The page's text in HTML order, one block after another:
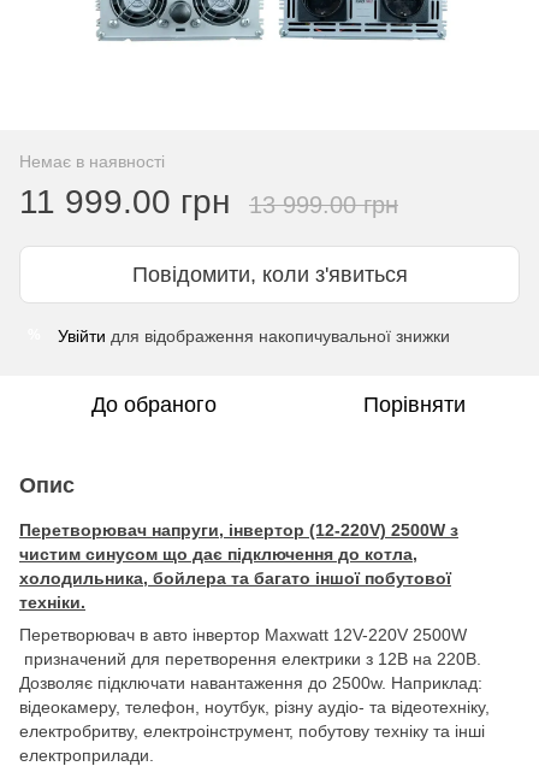
Немає в наявності
11 999.00 грн 13 999.00 грн
Повідомити, коли з'явиться
Увійти для відображення накопичувальної знижки
До обраного Порівняти
Опис
Перетворювач напруги, інвертор (12-220V) 2500W з
чистим синусом що дає підключення до котла,
холодильника, бойлера та багато іншої побутової
техніки.
Перетворювач в авто інвертор Maxwatt 12V-220V 2500W
призначений для перетворення електрики з 12В на 220В.
Дозволяє підключати навантаження до 2500w. Наприклад:
відеокамеру, телефон, ноутбук, різну аудіо- та відеотехніку,
електробритву, електроінструмент, побутову техніку та інші
електроприлади.